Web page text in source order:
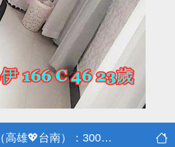
✪.南部（高雄💖台南）：3000-30000